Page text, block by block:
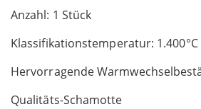
Anzahl: 1 Stück
Klassifikationstemperatur: 1.400°C
Hervorragende
Qualitäts-Schamotte
the
images
gallery